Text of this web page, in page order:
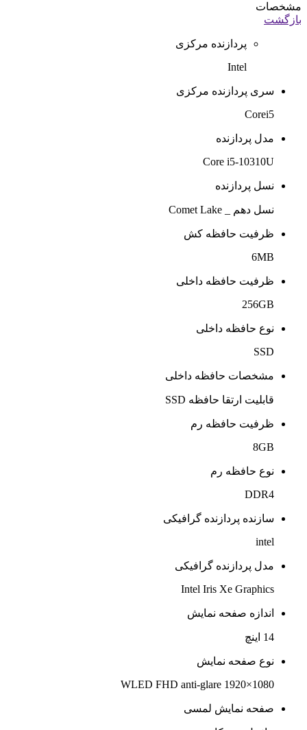
مشخصات
بازگشت
پردازنده مرکزی
Intel
سری پردازنده مرکزی
Corei5
مدل پردازنده
Core i5-10310U
نسل پردازنده
نسل دهم _ Comet Lake
ظرفیت حافظه کش
6MB
ظرفیت حافظه داخلی
256GB
نوع حافظه داخلی
SSD
مشخصات حافظه داخلی
قابلیت ارتقا حافظه SSD
ظرفیت حافظه رم
8GB
نوع حافظه رم
DDR4
سازنده پردازنده گرافیکی
intel
مدل پردازنده گرافیکی
Intel Iris Xe Graphics
اندازه صفحه نمایش
14 اینچ
نوع صفحه نمایش
WLED FHD anti-glare 1920×1080
صفحه نمایش لمسی